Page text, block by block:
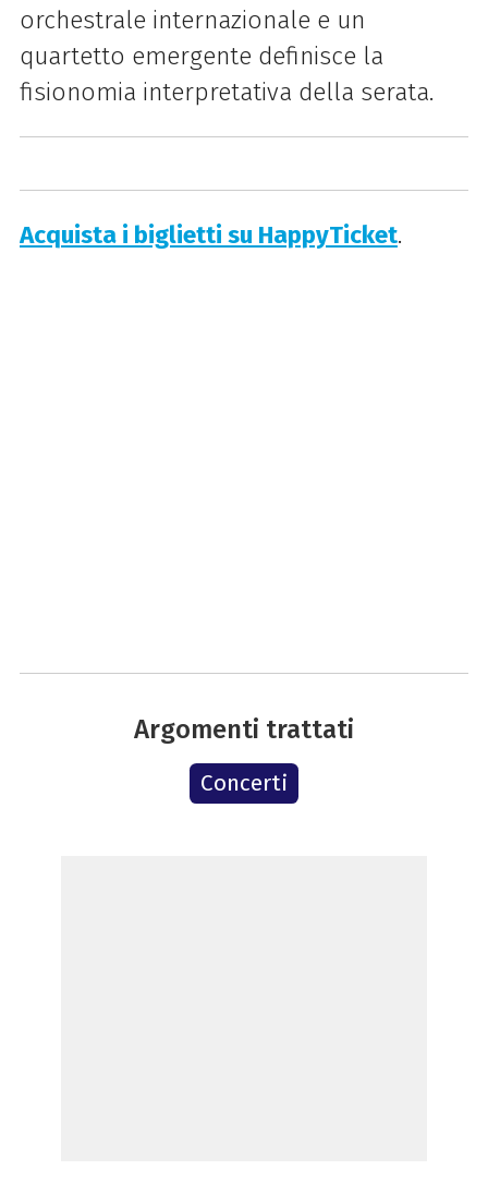
orchestrale internazionale e un
quartetto emergente definisce la
fisionomia interpretativa della serata.
Acquista i biglietti su HappyTicket.
Argomenti trattati
Concerti